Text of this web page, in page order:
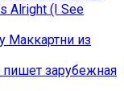
Alright (I See
из
пишет зарубежная